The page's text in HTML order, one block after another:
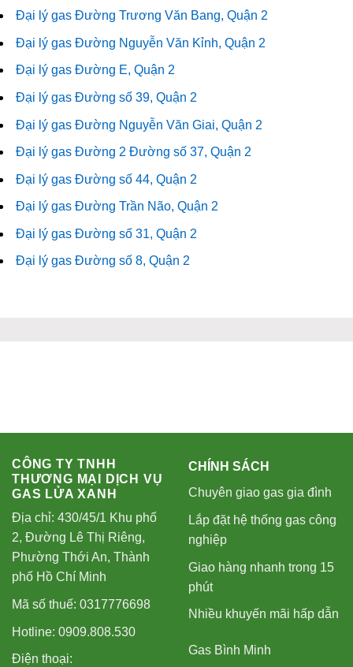
Đại lý gas Đường Trương Văn Bang, Quận 2
Đại lý gas Đường Nguyễn Văn Kỉnh, Quận 2
Đại lý gas Đường E, Quận 2
Đại lý gas Đường số 39, Quận 2
Đại lý gas Đường Nguyễn Văn Giai, Quận 2
Đại lý gas Đường 2 Đường số 37, Quận 2
Đại lý gas Đường số 44, Quận 2
Đại lý gas Đường Trần Não, Quận 2
Đại lý gas Đường số 31, Quận 2
Đại lý gas Đường số 8, Quận 2
CÔNG TY TNHH
THƯƠNG MẠI DỊCH VỤ
GAS LỬA XANH
Địa chỉ: 430/45/1 Khu phố
2, Đường Lê Thị Riêng,
Phường Thới An, Thành
phố Hồ Chí Minh
Mã số thuế: 0317776698
Hotline: 0909.808.530
Điện thoại:
CHÍNH SÁCH
Chuyên giao gas gia đình
Lắp đặt hệ thống gas công
nghiệp
Giao hàng nhanh trong 15
phút
Nhiều khuyến mãi hấp dẫn
Gas Bình Minh